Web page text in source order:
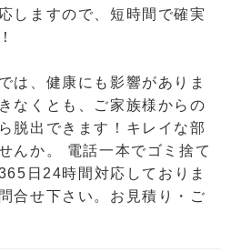
しますので、短時間で確実
は、健康にも影響がありま
なくとも、ご家族様からの
脱出できます！キレイな部
んか。 電話一本でゴミ捨て
日24時間対応しておりま
合せ下さい。お見積り・ご